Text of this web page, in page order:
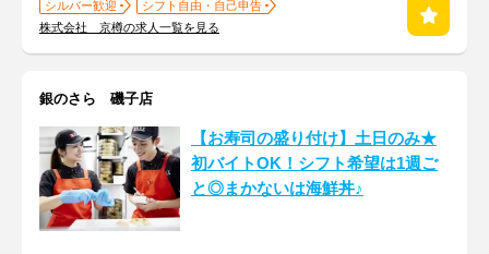
シルバー歓迎
シフト自由・自己申告
株式会社 京樽の求人一覧を見る
銀のさら 磯子店
【お寿司の盛り付け】土日のみ★
初バイトOK！シフト希望は1週ご
と◎まかないは海鮮丼♪